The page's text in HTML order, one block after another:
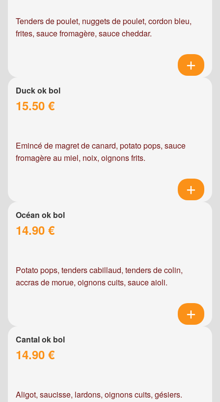
Tenders de poulet, nuggets de poulet, cordon bleu,
frites, sauce fromagère, sauce cheddar.
Duck ok bol
15.50 €
Emincé de magret de canard, potato pops, sauce
fromagère au miel, noix, oignons frits.
Océan ok bol
14.90 €
Potato pops, tenders cabillaud, tenders de colin,
accras de morue, oignons cuits, sauce aioli.
Cantal ok bol
14.90 €
Aligot, saucisse, lardons, oignons cuits, gésiers.